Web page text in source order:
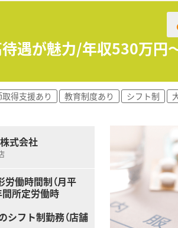
特徴です
遇が魅力/年収530万円
得支援あり 教育制度あり シフト制
式会社
働時間制（月平
所定労働時
フト制勤務（店舗